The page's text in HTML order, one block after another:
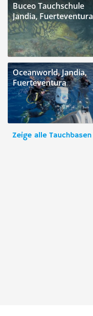
Buceo Tauchschule
Jandia, Fuerteventura
Oceanworld, Jandia,
Fuerteventura
Zeige alle Tauchbasen